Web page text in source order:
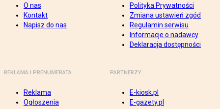
O nas
Kontakt
Napisz do nas
Polityka Prywatności
Zmiana ustawień zgód
Regulamin serwisu
Informacje o nadawcy
Deklaracja dostępności
REKLAMA I PRENUMERATA
Reklama
Ogłoszenia
PARTNERZY
E-kiosk.pl
E-gazety.pl